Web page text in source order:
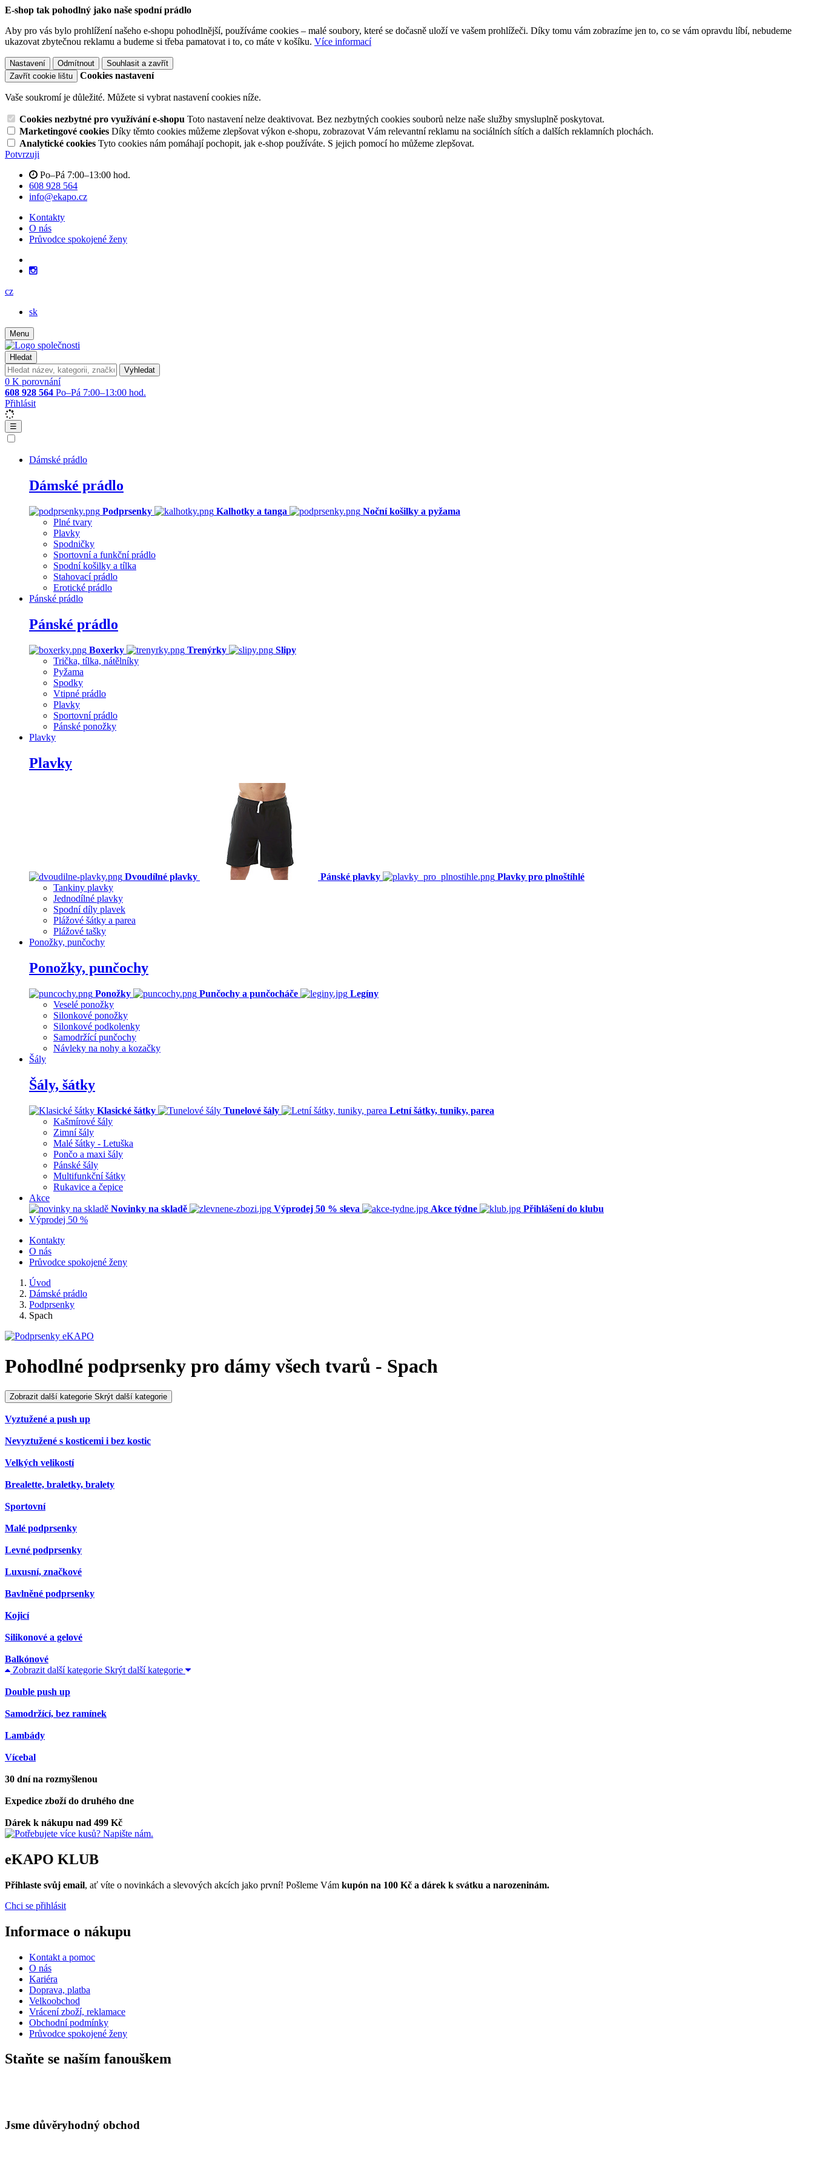
E-shop tak pohodlný jako naše spodní prádlo
Aby pro vás bylo prohlížení našeho e-shopu pohodlnější, používáme cookies – malé soubory, které se dočasně uloží ve vašem prohlížeči. Díky tomu vám zobrazíme jen to, co se vám opravdu líbí, nebudeme
ukazovat zbytečnou reklamu a budeme si třeba pamatovat i to, co máte v košíku. Více informací
Nastavení Odmítnout
Souhlasit a zavřít
Zavřít cookie lištu
Cookies nastavení
Vaše soukromí je důležité. Můžete si vybrat nastavení cookies níže.
Cookies nezbytné pro využívání e-shopu Toto nastavení nelze deaktivovat. Bez nezbytných cookies souborů nelze naše služby smysluplně poskytovat.
Marketingové cookies Díky těmto cookies můžeme zlepšovat výkon e-shopu, zobrazovat Vám relevantní reklamu na sociálních sítích a dalších reklamních plochách.
Analytické cookies Tyto cookies nám pomáhají pochopit, jak e-shop používáte. S jejich pomocí ho můžeme zlepšovat.
Potvrzuji
Po–Pá 7:00–13:00 hod.
608 928 564
info@ekapo.cz
Kontakty
O nás
Průvodce spokojené ženy
cz
sk
Menu
Hledat
Vyhledat
0 K porovnání
608 928 564 Po–Pá 7:00–13:00 hod.
Přihlásit
☰
Dámské prádlo
Dámské prádlo
Podprsenky Kalhotky a tanga
Noční košilky a pyžama
Plné tvary
Plavky
Spodničky
Sportovní a funkční prádlo
Spodní košilky a tílka
Stahovací prádlo
Erotické prádlo
Pánské prádlo
Pánské prádlo
Boxerky Trenýrky
Slipy
Trička, tílka, nátělníky
Pyžama
Spodky
Vtipné prádlo
Plavky
Sportovní prádlo
Pánské ponožky
Plavky
Plavky
Dvoudílné plavky Pánské plavky
Plavky pro plnoštíhlé
Tankiny plavky
Jednodílné plavky
Spodní díly plavek
Plážové šátky a parea
Plážové tašky
Ponožky, punčochy
Ponožky, punčochy
Ponožky Punčochy a punčocháče
Legíny
Veselé ponožky
Silonkové ponožky
Silonkové podkolenky
Samodržící punčochy
Návleky na nohy a kozačky
Šály
Šály, šátky
Klasické šátky Tunelové šály
Letní šátky, tuniky, parea
Kašmírové šály
Zimní šály
Malé šátky - Letuška
Pončo a maxi šály
Pánské šály
Multifunkční šátky
Rukavice a čepice
Akce
Novinky na skladě
Výprodej 50 % sleva Akce týdne
Přihlášení do klubu
Výprodej 50 %
Kontakty
O nás
Průvodce spokojené ženy
Úvod
Dámské prádlo
Podprsenky
Spach
Pohodlné podprsenky pro dámy všech tvarů - Spach
Zobrazit další kategorie Skrýt další kategorie
Vyztužené a push up
Nevyztužené s kosticemi i bez kostic
Velkých velikostí
Brealette, braletky, bralety
Sportovní
Malé podprsenky
Levné podprsenky
Luxusní, značkové
Bavlněné podprsenky
Kojicí
Silikonové a gelové
Balkónové
Zobrazit další kategorie Skrýt další kategorie
Double push up
Samodržící, bez ramínek
Lambády
Vícebal
30 dní na rozmyšlenou
Expedice zboží do druhého dne
Dárek k nákupu nad 499 Kč
eKAPO KLUB
Přihlaste svůj email, ať víte o novinkách a slevových akcích jako první! Pošleme Vám kupón na 100 Kč a dárek k svátku a narozeninám.
Chci se přihlásit
Informace o nákupu
Kontakt a pomoc
O nás
Kariéra
Doprava, platba
Velkoobchod
Vrácení zboží, reklamace
Obchodní podmínky
Průvodce spokojené ženy
Staňte se naším fanouškem
Jsme důvěryhodný obchod